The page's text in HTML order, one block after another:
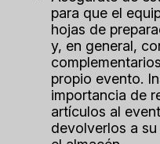
para que el
hojas de
y, en general,
propio evento.
importancia de
artículos al
devolverlos a